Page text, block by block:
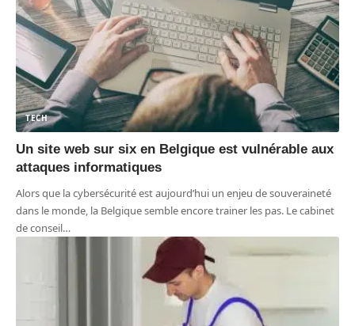
TECH
Un site web sur six en Belgique est vulnérable aux
attaques informatiques
Alors que la cybersécurité est aujourd’hui un enjeu de souveraineté
dans le monde, la Belgique semble encore trainer les pas. Le cabinet
de conseil…